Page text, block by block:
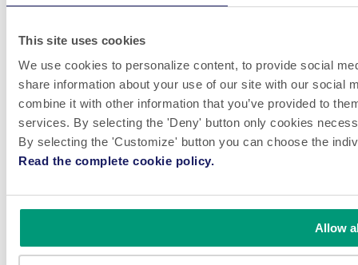
This site uses cookies
We use cookies to personalize content, to provide social
share information about your use of our site with our social
combine it with other information that you’ve provided to
services. By selecting the 'Deny' button only cookies
By selecting the 'Customize' button you can choose the
Read the complete cookie policy.
Allow
Video
rendimiento, flexibles y personalizables, inspiradas en la innovación
del diseño. La empresa tiene un alcance global y satisface las
necesidades de producción de clientes de todo el mundo en muchos
mercados diferentes.
¡Ven a trabajar con nosotros! Siempre estamos buscando
grandes talentos para unirnos a nuestros equipos.
VER VACANTES
56 / 46047 Porto Mantovano (MN) / Italy C.F./P.IVA IT
01312480203 - N. Iscr.Reg. imprese 01312480203 - R.E.A.